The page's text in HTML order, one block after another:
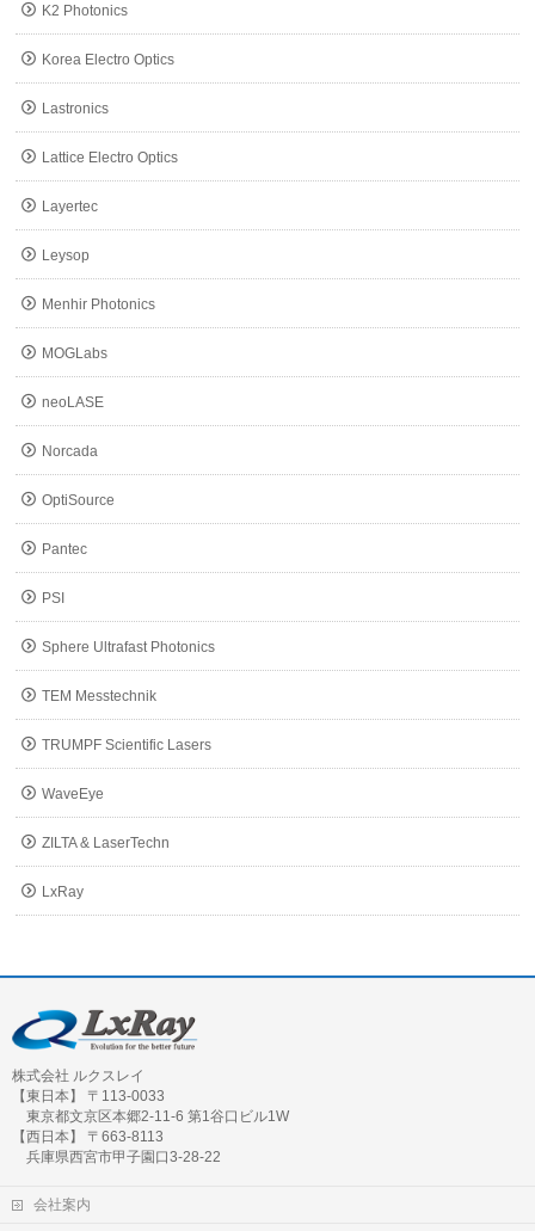
K2 Photonics
Korea Electro Optics
Lastronics
Lattice Electro Optics
Layertec
Leysop
Menhir Photonics
MOGLabs
neoLASE
Norcada
OptiSource
Pantec
PSI
Sphere Ultrafast Photonics
TEM Messtechnik
TRUMPF Scientific Lasers
WaveEye
ZILTA & LaserTechn
LxRay
株式会社 ルクスレイ
【東日本】 〒113-0033
東京都文京区本郷2-11-6 第1谷口ビル1W
【西日本】 〒663-8113
兵庫県西宮市甲子園口3-28-22
会社案内